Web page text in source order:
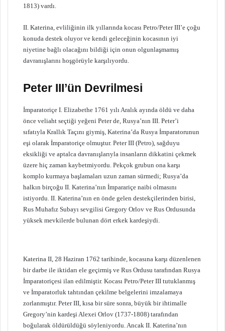
1813) vardı.
II. Katerina, evliliğinin ilk yıllarında kocası Petro/Peter III’e çoğu
konuda destek oluyor ve kendi geleceğinin kocasının iyi
niyetine bağlı olacağını bildiği için onun olgunlaşmamış
davranışlarını hoşgörüyle karşılıyordu.
Peter III’ün Devrilmesi
İmparatoriçe I. Elizabethe 1761 yılı Aralık ayında öldü ve daha
önce veliaht seçtiği yeğeni Peter de, Rusya’nın III. Peter’i
sıfatıyla Krallık Taçını giymiş, Katerina’da Rusya İmparatorunun
eşi olarak İmparatoriçe olmuştur. Peter III (Petro), sağduyu
eksikliği ve aptalca davranışlarıyla insanların dikkatini çekmek
üzere hiç zaman kaybetmiyordu. Pekçok grubun ona karşı
komplo kurmaya başlamaları uzun zaman sürmedi; Rusya’da
halkın birçoğu II. Katerina’nın İmparariçe naibi olmasını
istiyordu. II. Katerina’nın en önde gelen destekçilerinden birisi,
Rus Muhafız Subayı sevgilisi Gregory Orlov ve Rus Ordusunda
yüksek mevkilerde bulunan dört erkek kardeşiydi.
Katerina II, 28 Haziran 1762 tarihinde, kocasına karşı düzenlenen
bir darbe ile iktidarı ele geçirmiş ve Rus Ordusu tarafından Rusya
İmparatoriçesi ilan edilmiştir. Kocası Petro/Peter III tutuklanmış
ve İmparatorluk tahtından çekilme belgelerini imzalamaya
zorlanmıştır. Peter III, kısa bir süre sonra, büyük bir ihtimalle
Gregory’nin kardeşi Alexei Orlov (1737-1808) tarafından
boğularak öldürüldüğü söyleniyordu. Ancak II. Katerina’nın